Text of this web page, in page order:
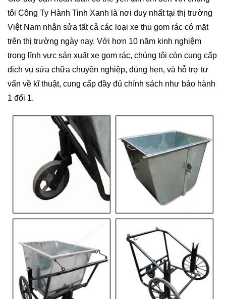
tôi Công Ty Hành Tinh Xanh là nơi duy nhất tại thị trường
Việt Nam nhận sửa tất cả các loại xe thu gom rác có mặt
trên thị trường ngày nay. Với hơn 10 năm kinh nghiệm
trong lĩnh vực sản xuất xe gom rác, chúng tôi còn cung cấp
dịch vụ sửa chữa chuyên nghiệp, đúng hẹn, và hỗ trợ tư
vấn về kĩ thuật, cung cấp đầy đủ chính sách như bảo hành
1 đổi 1.